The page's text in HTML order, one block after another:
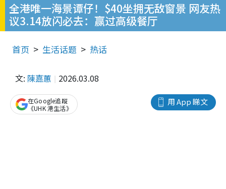
全港唯一海景谭仔！$40坐拥无敌窗景 网友热
议3.14放闪必去：赢过高级餐厅
首页 生活话题 热话
文: 陳嘉蕙 2026.03.08
用 App 睇文
在Google追蹤
《UHK 港生活》